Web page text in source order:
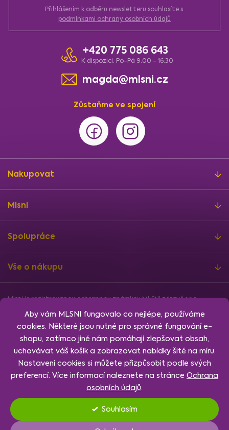
Aby vám MLSNI fungovalo co nejlépe, používáme
cookies. Některé jsou nutné pro správné fungování e-
shopu, zatímco jiné nám pomáhají zlepšovat obsah,
uchovávat váš košík a zobrazovat nabídky šité na míru.
Nastavení cookies si můžete přizpůsobit podle svých
preferencí. Více informací naleznete na stránce Ochrana
osobních údajů.
Nastavení
Souhlasím
Přihlášením k odběru newsletteru souhlasíte s
podmínkami ochrany osobních údajů
Zůstaňme ve spojení
+420 775 086 643
K dispozici: Po-Pá 9:00 - 16:30
magda@mlsni.cz
Nakupovat
Mlsni
Spolupráce
Vše o nákupu
Mlsni je registrovanou ochrannou známkou MLSNI zdravě s.r.o.
Nastavení cookies.